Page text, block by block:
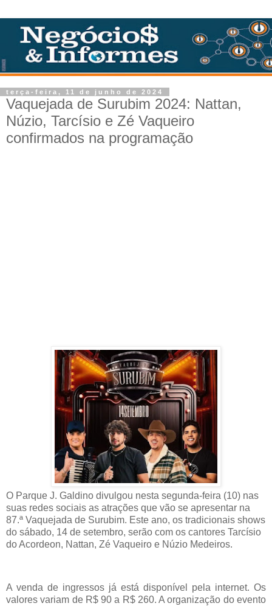
terça-feira, 11 de junho de 2024
Vaquejada de Surubim 2024: Nattan,
Núzio, Tarcísio e Zé Vaqueiro
confirmados na programação
O Parque J. Galdino divulgou nesta segunda-feira (10) nas
suas redes sociais as atrações que vão se apresentar na
87.ª Vaquejada de Surubim. Este ano, os tradicionais shows
do sábado, 14 de setembro, serão com os cantores Tarcísio
do Acordeon, Nattan, Zé Vaqueiro e Núzio Medeiros.
A venda de ingressos já está disponível pela internet. Os
valores variam de R$ 90 a R$ 260. A organização do evento